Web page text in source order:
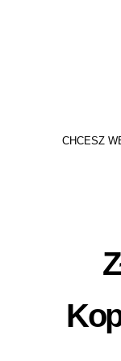
CHCESZ